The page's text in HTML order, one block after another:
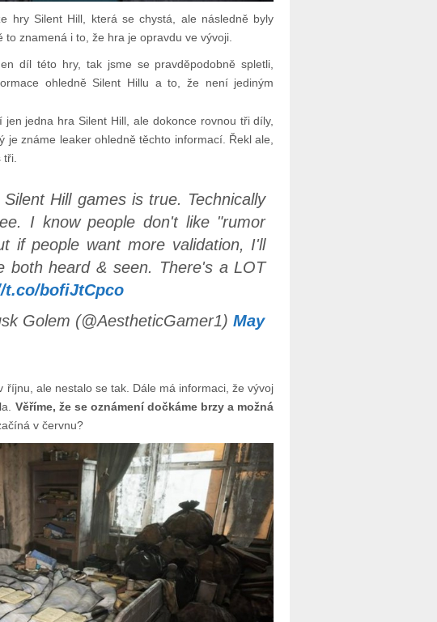
hry Silent Hill, která se chystá, ale následně byly
znamená i to, že hra je opravdu ve vývoji.
díl této hry, tak jsme se pravděpodobně spletli,
ohledně Silent Hillu a to, že není jediným
jedna hra Silent Hill, ale dokonce rovnou tři díly,
známe leaker ohledně těchto informací. Řekl ale,
Hill games is true. Technically
I know people don't like "rumor
if people want more validation, I'll
both heard & seen. There's a LOT
t.co/bofiJtCpco
Golem (@AestheticGamer1) May
říjnu, ale nestalo se tak. Dále má informaci, že vývoj
Věříme, že se oznámení dočkáme brzy a možná
v červnu?